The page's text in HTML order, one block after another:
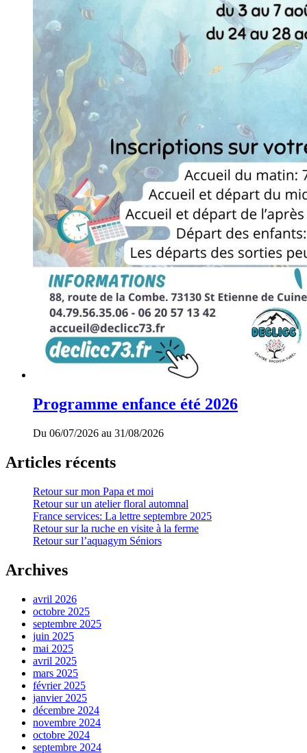
Programme enfance été 2026
Du 06/07/2026 au 31/08/2026
Articles récents
Retour sur mon Papa et moi
Retour sur un atelier floral automnal
France services: La lettre septembre 2025
Retour sur la ruche en visite à la ferme
Retour sur l’aquagym Séniors
Archives
avril 2026
octobre 2025
septembre 2025
juin 2025
mai 2025
avril 2025
mars 2025
février 2025
janvier 2025
décembre 2024
novembre 2024
octobre 2024
septembre 2024